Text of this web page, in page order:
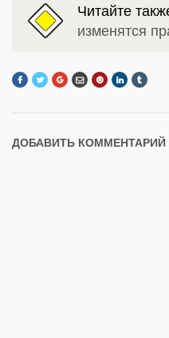
Читайте
изменятся
ДОБАВИТЬ КОММЕНТАРИЙ